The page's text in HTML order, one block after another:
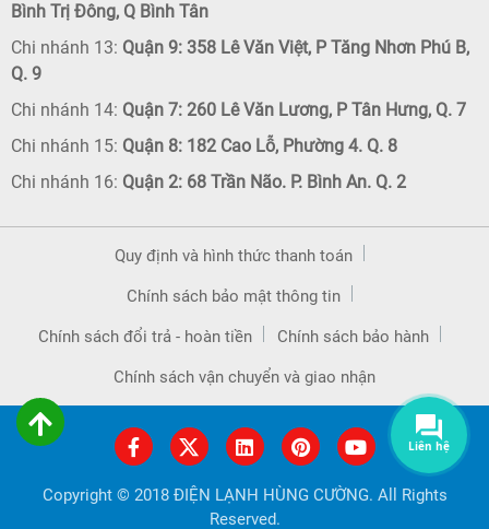
Liên hệ
Bình Trị Đông, Q Bình Tân
Chi nhánh 13: Quận 9: 358 Lê Văn Việt, P Tăng Nhơn Phú B,
Q. 9
Chi nhánh 14: Quận 7: 260 Lê Văn Lương, P Tân Hưng, Q. 7
Chi nhánh 15: Quận 8: 182 Cao Lỗ, Phường 4. Q. 8
Chi nhánh 16: Quận 2: 68 Trần Não. P. Bình An. Q. 2
Quy định và hình thức thanh toán
Chính sách bảo mật thông tin
Chính sách đổi trả - hoàn tiền Chính sách bảo hành
Chính sách vận chuyển và giao nhận
Copyright © 2018 ĐIỆN LẠNH HÙNG CƯỜNG. All Rights
Reserved.